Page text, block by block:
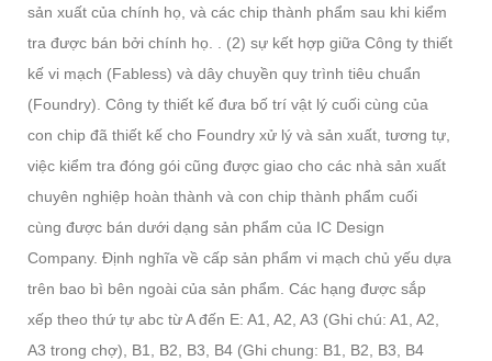
sản xuất của chính họ, và các chip thành phẩm sau khi kiểm
tra được bán bởi chính họ. . (2) sự kết hợp giữa Công ty thiết
kế vi mạch (Fabless) và dây chuyền quy trình tiêu chuẩn
(Foundry). Công ty thiết kế đưa bố trí vật lý cuối cùng của
con chip đã thiết kế cho Foundry xử lý và sản xuất, tương tự,
việc kiểm tra đóng gói cũng được giao cho các nhà sản xuất
chuyên nghiệp hoàn thành và con chip thành phẩm cuối
cùng được bán dưới dạng sản phẩm của IC Design
Company. Định nghĩa về cấp sản phẩm vi mạch chủ yếu dựa
trên bao bì bên ngoài của sản phẩm. Các hạng được sắp
xếp theo thứ tự abc từ A đến E: A1, A2, A3 (Ghi chú: A1, A2,
A3 trong chợ), B1, B2, B3, B4 (Ghi chung: B1, B2, B3, B4